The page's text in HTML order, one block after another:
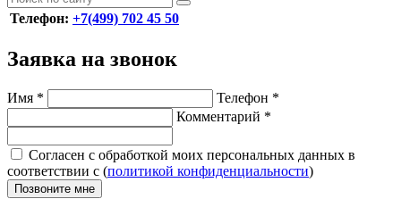
Телефон: +7(499) 702 45 50
Заявка на звонок
Имя * Телефон *
Комментарий *
Согласен с обработкой моих персональных данных в
соответствии с (политикой конфиденциальности)
Позвоните мне